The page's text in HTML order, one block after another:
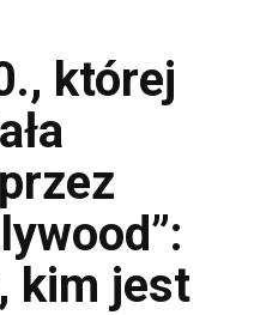
której
kim jest